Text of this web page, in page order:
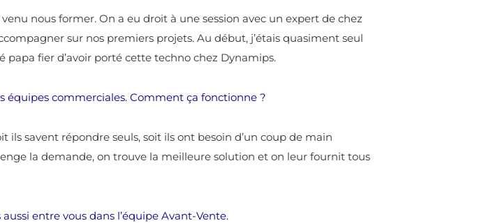
nous former. On a eu droit à une session avec un expert de chez
sur nos premiers projets. Au début, j’étais quasiment seul
papa fier d’avoir porté cette techno chez Dynamips.
équipes commerciales. Comment ça fonctionne ?
savent répondre seuls, soit ils ont besoin d’un coup de main
la demande, on trouve la meilleure solution et on leur fournit tous
entre vous dans l’équipe Avant-Vente.